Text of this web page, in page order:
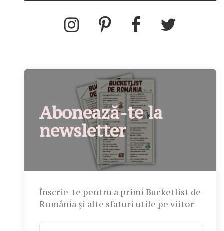
Abonează-te la
newsletter
Înscrie-te pentru a primi Bucketlist de
România și alte sfaturi utile pe viitor